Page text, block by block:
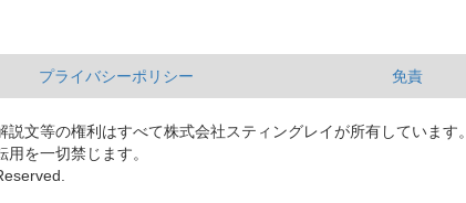
プライバシーポリシー 免責
文等の権利はすべて株式会社スティングレイが所有しています。
を一切禁じます。